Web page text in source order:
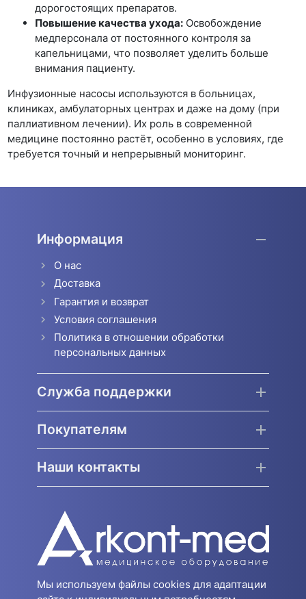
дорогостоящих препаратов.
Повышение качества ухода: Освобождение
медперсонала от постоянного контроля за
капельницами, что позволяет уделить больше
внимания пациенту.
Инфузионные насосы используются в больницах,
клиниках, амбулаторных центрах и даже на дому (при
паллиативном лечении). Их роль в современной
медицине постоянно растёт, особенно в условиях, где
требуется точный и непрерывный мониторинг.
Информация
О нас
Доставка
Гарантия и возврат
Условия соглашения
Политика в отношении обработки
персональных данных
Служба поддержки
Покупателям
Наши контакты
Мы используем файлы cookies для адаптации